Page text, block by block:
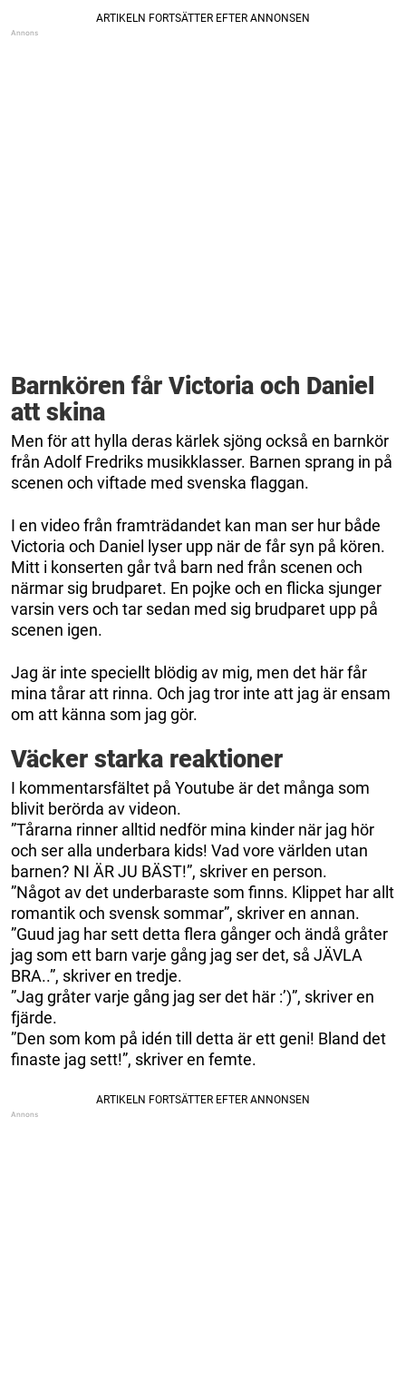
Barnkören får Victoria och Daniel
att skina
Men för att hylla deras kärlek sjöng också en barnkör
från Adolf Fredriks musikklasser. Barnen sprang in på
scenen och viftade med svenska flaggan.
I en video från framträdandet kan man ser hur både
Victoria och Daniel lyser upp när de får syn på kören.
Mitt i konserten går två barn ned från scenen och
närmar sig brudparet. En pojke och en flicka sjunger
varsin vers och tar sedan med sig brudparet upp på
scenen igen.
Jag är inte speciellt blödig av mig, men det här får
mina tårar att rinna. Och jag tror inte att jag är ensam
om att känna som jag gör.
Väcker starka reaktioner
I kommentarsfältet på Youtube är det många som
blivit berörda av videon.
”Tårarna rinner alltid nedför mina kinder när jag hör
och ser alla underbara kids! Vad vore världen utan
barnen? NI ÄR JU BÄST!”, skriver en person.
”Något av det underbaraste som finns. Klippet har allt
romantik och svensk sommar”, skriver en annan.
”Guud jag har sett detta flera gånger och ändå gråter
jag som ett barn varje gång jag ser det, så JÄVLA
BRA..”, skriver en tredje.
”Jag gråter varje gång jag ser det här :’)”, skriver en
fjärde.
”Den som kom på idén till detta är ett geni! Bland det
finaste jag sett!”, skriver en femte.